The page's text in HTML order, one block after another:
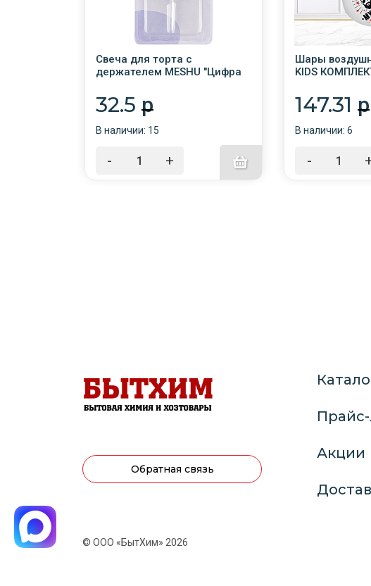
Свеча для торта с
держателем MESHU "Цифра
блистер /12/
32.5 p
В наличии: 15
- +
Шары
KIDS
ассорти /4/
147.31p
В наличии: 6
-
Обратная связь
Акции
© ООО «БытХим» 2026